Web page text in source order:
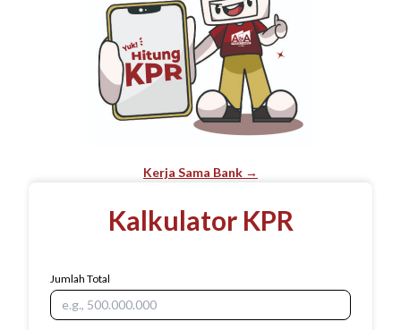
Kerja Sama Bank →
Kalkulator KPR
Jumlah Total